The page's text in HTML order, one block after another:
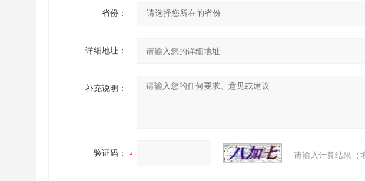
省份：
详细地址：
补充说明：
验证码： 请输入计算结果（